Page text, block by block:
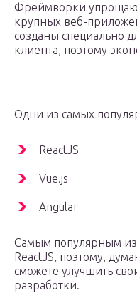
Фреймворки
крупных веб-
созданы специально
клиента, поэтому
Одни из самых
ReactJS
Vue.js
Angular
Самым популярным
ReactJS, поэтому,
сможете улучшить
разработки.